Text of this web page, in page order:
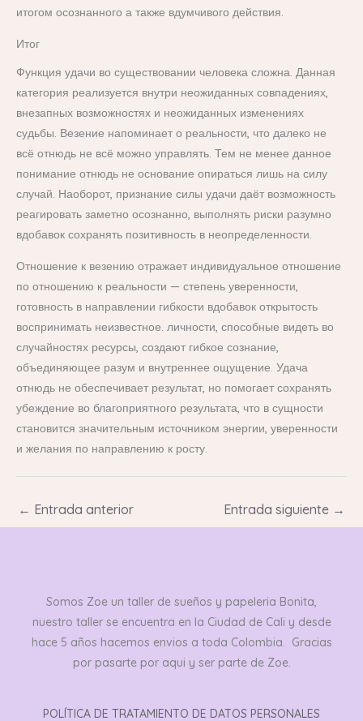
итогом осознанного а также вдумчивого действия.
Итог
Функция удачи во существовании человека сложна. Данная
категория реализуется внутри неожиданных совпадениях,
внезапных возможностях и неожиданных изменениях
судьбы. Везение напоминает о реальности, что далеко не
всё отнюдь не всё можно управлять. Тем не менее данное
понимание отнюдь не основание опираться лишь на силу
случай. Наоборот, признание силы удачи даёт возможность
реагировать заметно осознанно, выполнять риски разумно
вдобавок сохранять позитивность в неопределенности.
Отношение к везению отражает индивидуальное отношение
по отношению к реальности — степень уверенности,
готовность в направлении гибкости вдобавок открытость
воспринимать неизвестное. личности, способные видеть во
случайностях ресурсы, создают гибкое сознание,
объединяющее разум и внутреннее ощущение. Удача
отнюдь не обеспечивает результат, но помогает сохранять
убеждение во благоприятного результата, что в сущности
становится значительным источником энергии, уверенности
и желания по направлению к росту.
← Entrada anterior Entrada siguiente →
Somos Zoe un taller de sueños y papeleria Bonita,
nuestro taller se encuentra en la Ciudad de Cali y desde
hace 5 años hacemos envios a toda Colombia. Gracias
por pasarte por aqui y ser parte de Zoe.
POLÍTICA DE TRATAMIENTO DE DATOS PERSONALES